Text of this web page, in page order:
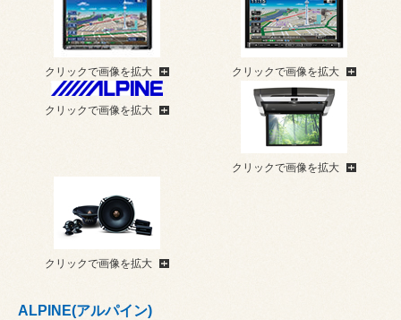
クリックで画像を拡大 クリックで画像を拡大
クリックで画像を拡大
クリックで画像を拡大
クリックで画像を拡大
ALPINE(アルパイン)